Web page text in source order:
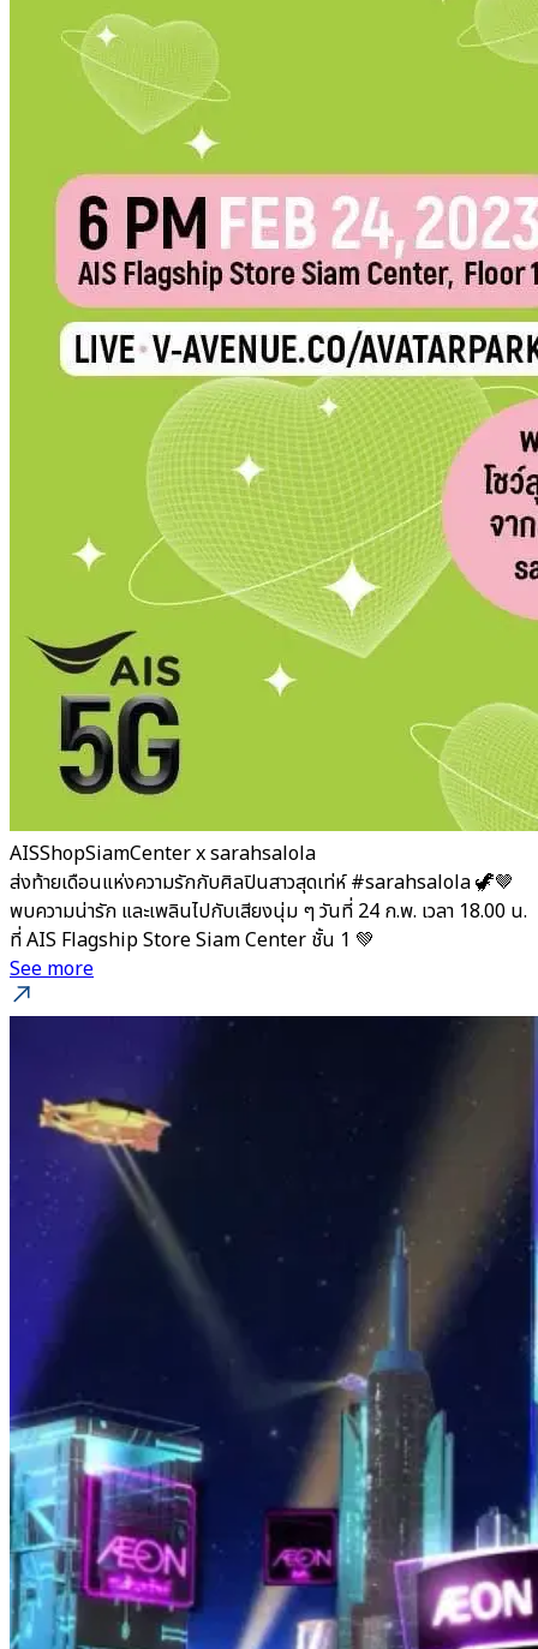
AISShopSiamCenter x sarahsalola
ส่งท้ายเดือนแห่งความรักกับศิลปินสาวสุดเท่ห์ #sarahsalola 🦖🤎
พบความน่ารัก และเพลินไปกับเสียงนุ่ม ๆ วันที่ 24 ก.พ. เวลา 18.00 น.
ที่ AIS Flagship Store Siam Center ชั้น 1 💚
See more